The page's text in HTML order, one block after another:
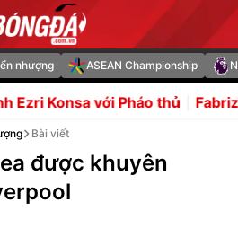
nhượng ASEAN Championship
thủ Fabrizio Romano tiết lộ lý
Bài viết
được khuyên